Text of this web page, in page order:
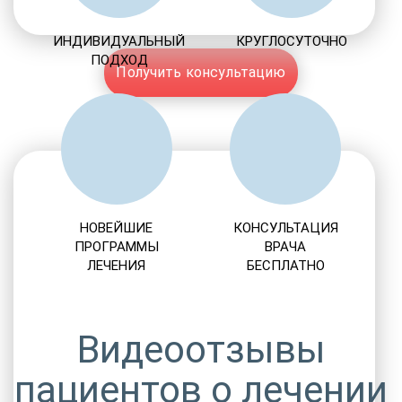
Получить консультацию
ИНДИВИДУАЛЬНЫЙ
ПОДХОД
КРУГЛОСУТОЧНО
НОВЕЙШИЕ
ПРОГРАММЫ
ЛЕЧЕНИЯ
КОНСУЛЬТАЦИЯ
ВРАЧА
БЕСПЛАТНО
Видеоотзывы
пациентов о лечении